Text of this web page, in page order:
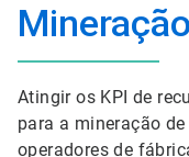
Atingir os KPI de
para a mineração
operadores de